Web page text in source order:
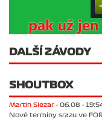
DALŠÍ ZÁVODY
SHOUTBOX
Martin Slezar - 06.08 -
Nové termíny srazu ve